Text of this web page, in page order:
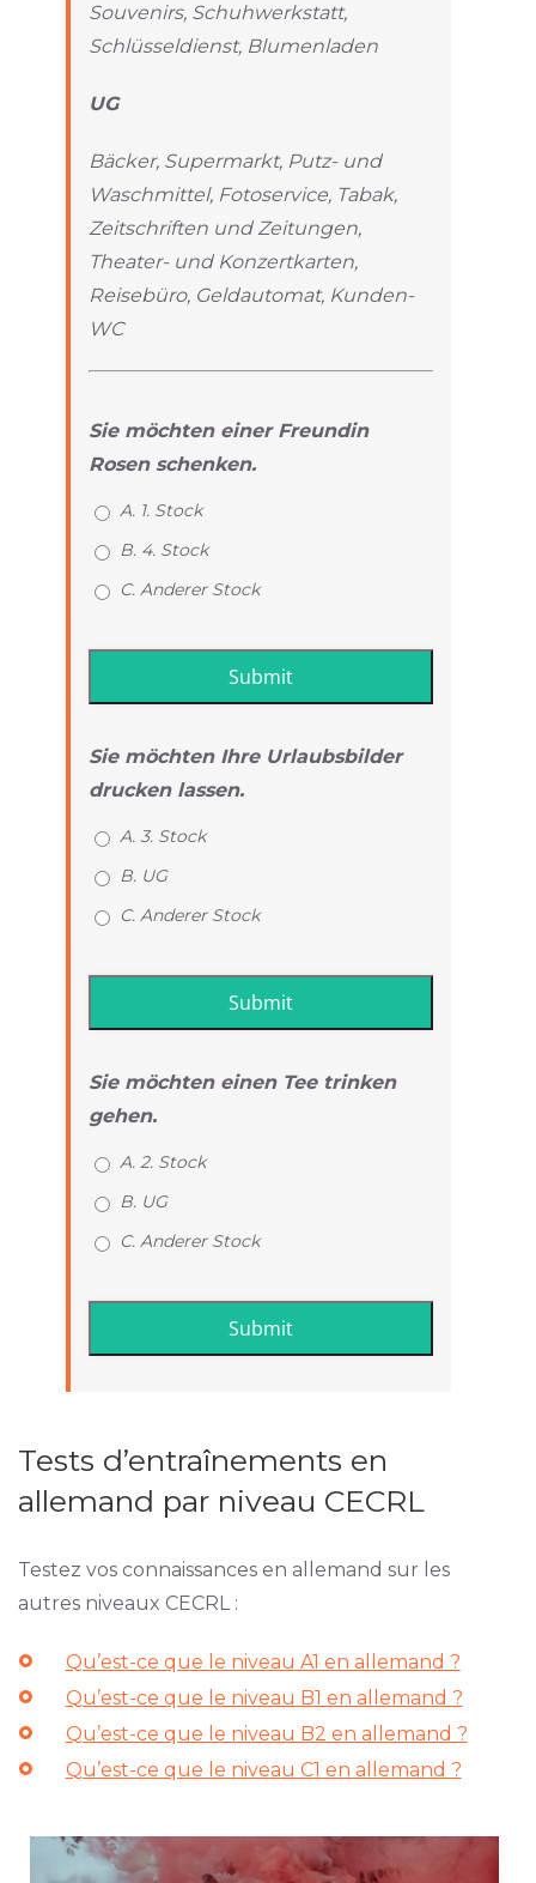
Souvenirs, Schuhwerkstatt,
Schlüsseldienst, Blumenladen
UG
Bäcker, Supermarkt, Putz- und
Waschmittel, Fotoservice, Tabak,
Zeitschriften und Zeitungen,
Theater- und Konzertkarten,
Reisebüro, Geldautomat, Kunden-
WC
Sie möchten einer Freundin
Rosen schenken.
A. 1. Stock
B. 4. Stock
C. Anderer Stock
Sie möchten Ihre Urlaubsbilder
drucken lassen.
A. 3. Stock
B. UG
C. Anderer Stock
Sie möchten einen Tee trinken
gehen.
A. 2. Stock
B. UG
C. Anderer Stock
Tests d’entraînements en
allemand par niveau CECRL
Testez vos connaissances en allemand sur les
autres niveaux CECRL :
Qu’est-ce que le niveau A1 en allemand ?
Qu’est-ce que le niveau B1 en allemand ?
Qu’est-ce que le niveau B2 en allemand ?
Qu’est-ce que le niveau C1 en allemand ?